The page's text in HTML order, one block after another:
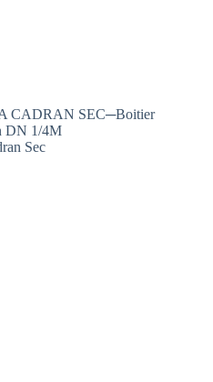
CADRAN SEC─Boitier
DN 1/4M
Sec